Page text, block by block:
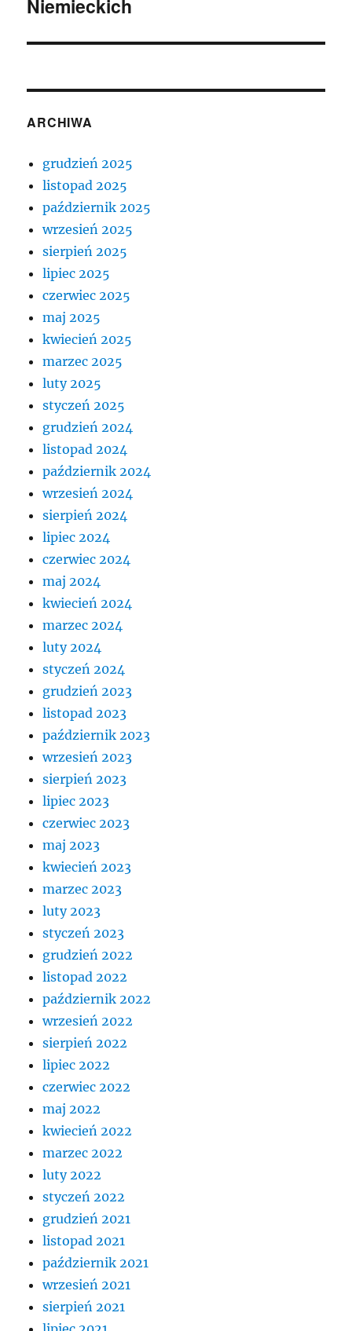
Niemieckich
ARCHIWA
grudzień 2025
listopad 2025
październik 2025
wrzesień 2025
sierpień 2025
lipiec 2025
czerwiec 2025
maj 2025
kwiecień 2025
marzec 2025
luty 2025
styczeń 2025
grudzień 2024
listopad 2024
październik 2024
wrzesień 2024
sierpień 2024
lipiec 2024
czerwiec 2024
maj 2024
kwiecień 2024
marzec 2024
luty 2024
styczeń 2024
grudzień 2023
listopad 2023
październik 2023
wrzesień 2023
sierpień 2023
lipiec 2023
czerwiec 2023
maj 2023
kwiecień 2023
marzec 2023
luty 2023
styczeń 2023
grudzień 2022
listopad 2022
październik 2022
wrzesień 2022
sierpień 2022
lipiec 2022
czerwiec 2022
maj 2022
kwiecień 2022
marzec 2022
luty 2022
styczeń 2022
grudzień 2021
listopad 2021
październik 2021
wrzesień 2021
sierpień 2021